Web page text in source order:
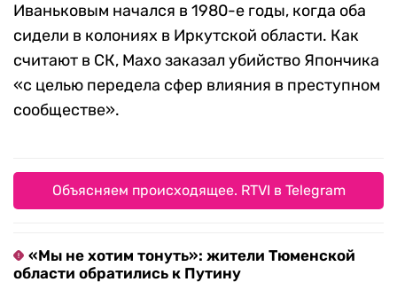
Иваньковым начался в 1980-е годы, когда оба
сидели в колониях в Иркутской области. Как
считают в СК, Махо заказал убийство Япончика
«с целью передела сфер влияния в преступном
сообществе».
Объясняем происходящее. RTVI в Telegram
«Мы не хотим тонуть»: жители Тюменской
области обратились к Путину